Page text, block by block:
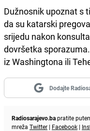
Dužnosnik upoznat s
da su katarski
srijedu nakon
dovršetka
iz Washingtona ili
Dodajte
Radiosarajevo.bapratite
mreža Twitter | Facebook |